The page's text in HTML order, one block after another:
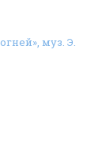
муз. Э.